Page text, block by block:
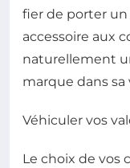
fier de porter
accessoire aux
naturellement
marque dans
Véhiculer vos
Le choix de vos